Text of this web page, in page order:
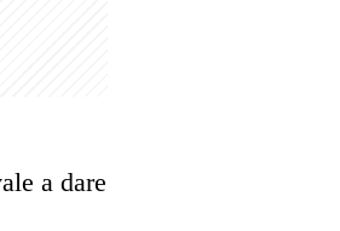
a dare